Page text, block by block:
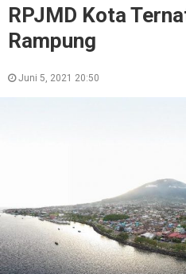
RPJMD Kota
Rampung
Juni 5, 2021 20:50